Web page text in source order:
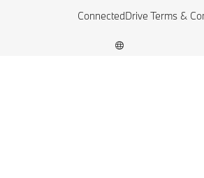
ConnectedDrive Terms &